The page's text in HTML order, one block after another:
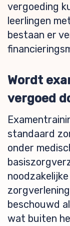
vergoeding
leerlingen
bestaan er
Wordt
vergoed
standaard
onder
beschouwd
wat buiten